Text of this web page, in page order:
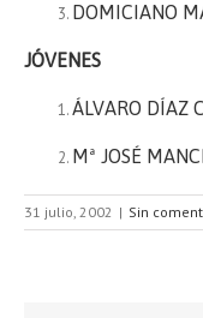
DOMICIANO
JÓVENES
ÁLVARO DÍAZ
Mª JOSÉ
31 julio, 2002 | Sin